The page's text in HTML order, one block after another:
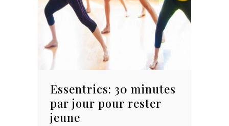
Essentrics: 30 minutes
par jour pour rester
jeune